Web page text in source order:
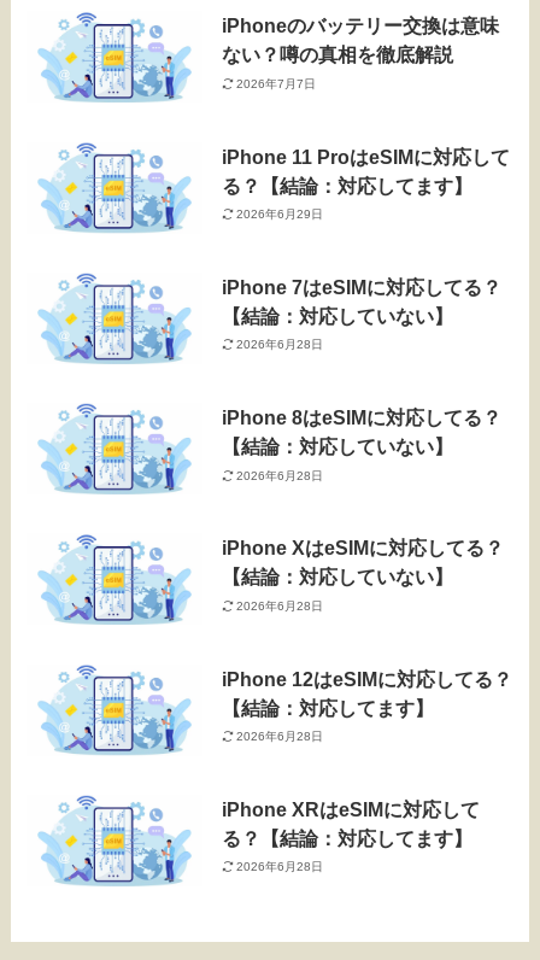
iPhoneのバッテリー交換は意味
ない？噂の真相を徹底解説
2026年7月7日
iPhone 11 ProはeSIMに対応して
る？【結論：対応してます】
2026年6月29日
iPhone 7はeSIMに対応してる？
【結論：対応していない】
2026年6月28日
iPhone 8はeSIMに対応してる？
【結論：対応していない】
2026年6月28日
iPhone XはeSIMに対応してる？
【結論：対応していない】
2026年6月28日
iPhone 12はeSIMに対応してる？
【結論：対応してます】
2026年6月28日
iPhone XRはeSIMに対応して
る？【結論：対応してます】
2026年6月28日